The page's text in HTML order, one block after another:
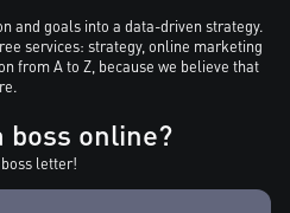
and goals into a data-driven strategy.
services: strategy, online marketing
from A to Z, because we believe that
boss online?
letter!